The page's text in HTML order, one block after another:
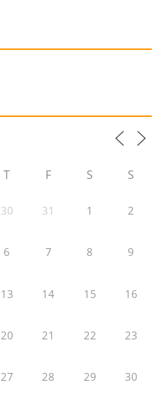
T F S S
30 31 1 2
6 7 8 9
13 14 15 16
20 21 22 23
27 28 29 30